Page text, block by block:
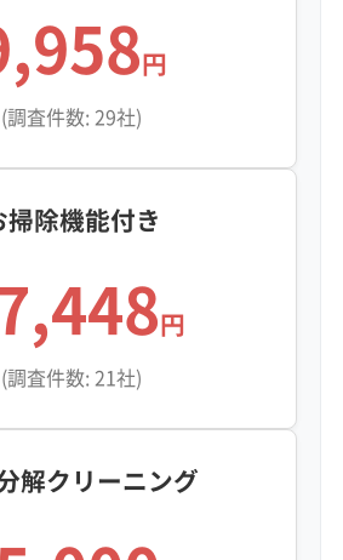
円
(調査件数: 29社)
掃除機能付き
円
(調査件数: 21社)
解クリーニング